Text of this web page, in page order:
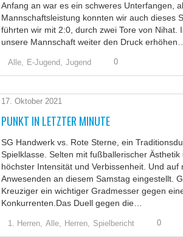
Anfang an war es ein schweres Unterfangen,
Mannschaftsleistung konnten wir auch dieses
führten wir mit 2:0, durch zwei Tore von Nihat.
unsere Mannschaft weiter den Druck
Alle, E-Jugend, Jugend 0
17. Oktober 2021
PUNKT IN LETZTER MINUTE
SG Handwerk vs. Rote Sterne, ein
Spielklasse. Selten mit fußballerischer
höchster Intensität und Verbissenheit. Und
Anwesenden an diesem Samstag eingestellt.
Kreuziger ein wichtiger Gradmesser gegen
Konkurrenten.Das Duell gegen die…
1. Herren, Alle, Herren, Spielbericht 0